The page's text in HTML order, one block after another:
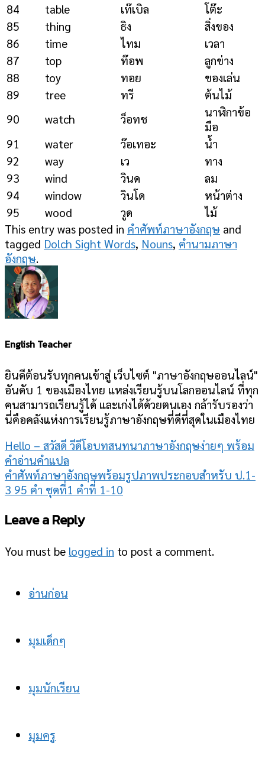
84
table เท๊เบิล
โต๊ะ
85
thing ธิง
สิ่งของ
86
time ไทม
เวลา
87
top ท๊อพ
ลูกข่าง
88
toy ทอย
ของเล่น
89
tree ทรี
ต้นไม้
90
watch ว็อทช
นาฬิกาข้อ
มือ
91
water ว๊อเทอะ
น้ำ
92
way เว
ทาง
93
wind วินด
ลม
94
window วินโด
หน้าต่าง
95
wood วูด
ไม้
This entry was posted in คำศัพท์ภาษาอังกฤษ and
tagged Dolch Sight Words, Nouns, คำนามภาษา
อังกฤษ.
English Teacher
ยินดีต้อนรับทุกคนเข้าสู่ เว็บไซต์ "ภาษาอังกฤษออนไลน์"
อันดับ 1 ของเมืองไทย แหล่งเรียนรู้บนโลกออนไลน์ ที่ทุก
คนสามารถเรียนรู้ได้ และเก่งได้ด้วยตนเอง กล้ารับรองว่า
นี่คือคลังแห่งการเรียนรู้ภาษาอังกฤษที่ดีที่สุดในเมืองไทย
Hello – สวัสดี วีดีโอบทสนทนาภาษาอังกฤษง่ายๆ พร้อม
คำอ่านคำแปล
คําศัพท์ภาษาอังกฤษพร้อมรูปภาพประกอบสำหรับ ป.1-
3 95 คำ ชุดที่1 คำที่ 1-10
Leave a Reply
You must be logged in to post a comment.
อ่านก่อน
มุมเด็กๆ
มุมนักเรียน
มุมครู